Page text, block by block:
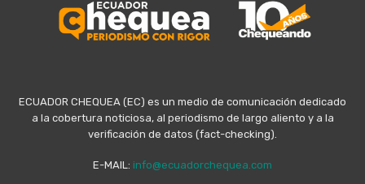
ECUADOR CHEQUEA (EC) es un medio de comunicación dedicado
a la cobertura noticiosa, al periodismo de largo aliento y a la
verificación de datos (fact-checking).
E-MAIL: info@ecuadorchequea.com